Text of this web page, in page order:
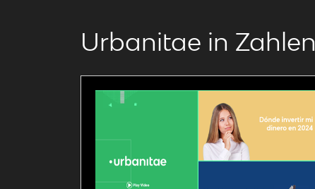
Urbanitae in Zahlen